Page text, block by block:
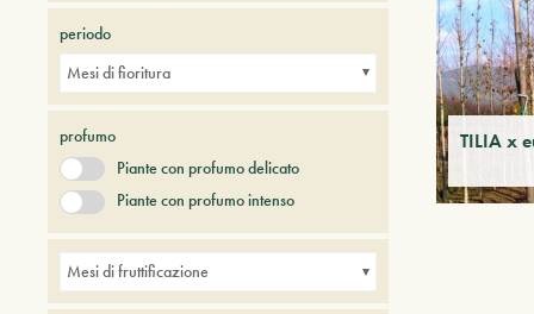
TILIA x
periodo
Mesi di fioritura
profumo
Piante con profumo delicato
Piante con profumo intenso
Mesi di fruttificazione